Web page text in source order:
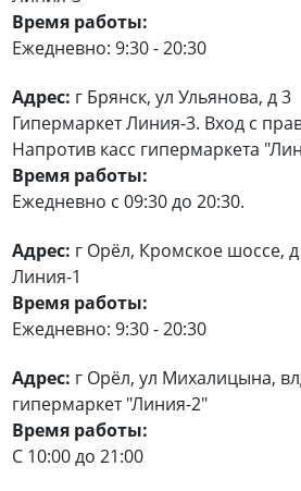
Время работы:
Ежедневно: 9:30 - 20:30
Адрес: г Брянск, ул Ульянова, д 3
Гипермаркет Линия-3. Вход с
Напротив касс гипермаркета
Время работы:
Ежедневно с 09:30 до 20:30.
Адрес: г Орёл, Кромское шоссе,
Линия-1
Время работы:
Ежедневно: 9:30 - 20:30
Адрес: г Орёл, ул Михалицына,
гипермаркет "Линия-2"
Время работы:
С 10:00 до 21:00